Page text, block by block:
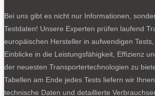
Bei uns gibt es nicht nur Informationen,
Testdaten! Unsere Experten prüfen laufend
europäischen Hersteller in aufwendigen
Einblicke in die Leistungsfähigkeit, Effizienz
der neuesten Transportertechnologien zu
Tabellen am Ende jedes Tests liefern wir
technische Daten und detaillierte